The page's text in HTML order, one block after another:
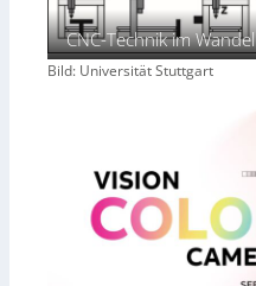
CNC-Technik im Wandel
Bild: Universität Stuttgart